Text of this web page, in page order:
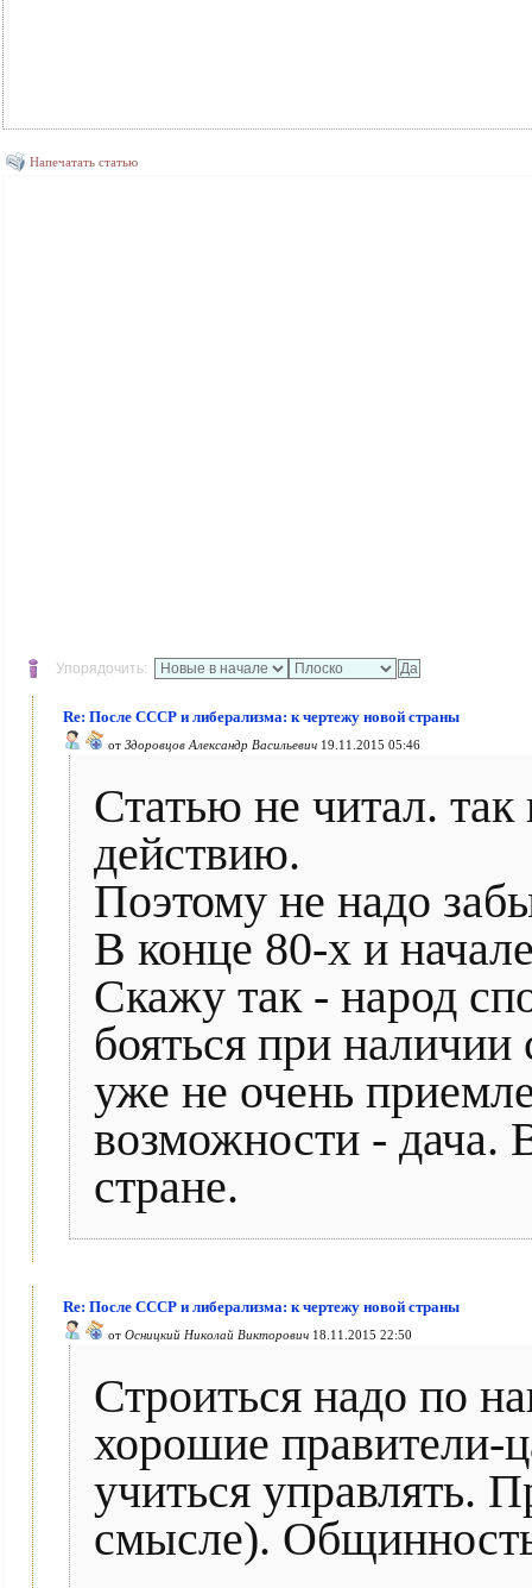
Напечатать статью
Упорядочить:
Re: После СССР и либерализма: к чертежу новой страны
от Здоровцов Александр Васильевич 19.11.2015 05:46
Статью не читал.
действию.
Поэтому не надо
В конце 80-х и
Скажу так - народ
бояться при
уже не очень
возможности - дача.
стране.
Re: После СССР и либерализма: к чертежу новой страны
от Осницкий Николай Викторович 18.11.2015 22:50
Строиться надо по
хорошие правители-
учиться управлять.
смысле).